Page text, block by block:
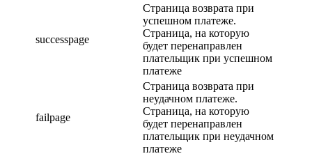
successpage
Страница возврата при
успешном платеже.
Страница, на которую
будет перенаправлен
плательщик при успешном
платеже
failpage
Страница возврата при
неудачном платеже.
Страница, на которую
будет перенаправлен
плательщик при неудачном
платеже